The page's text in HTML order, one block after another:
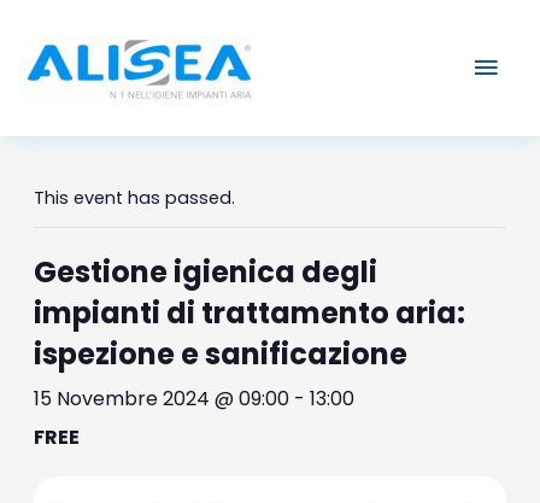
contenuto
This event has passed.
Gestione igienica degli
impianti di trattamento aria:
ispezione e sanificazione
15 Novembre 2024 @ 09:00- 13:00
FREE